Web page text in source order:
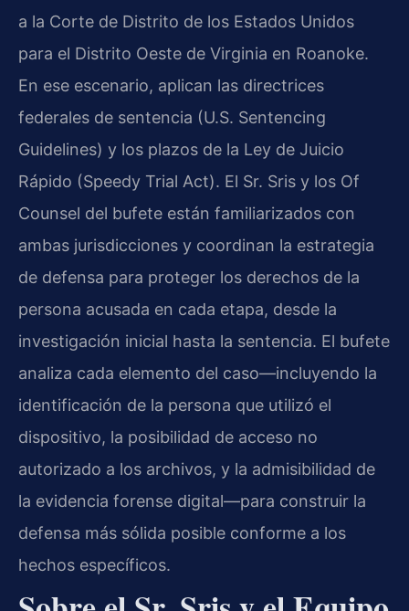
a la Corte de Distrito de los Estados Unidos
para el Distrito Oeste de Virginia en Roanoke.
En ese escenario, aplican las directrices
federales de sentencia (U.S. Sentencing
Guidelines) y los plazos de la Ley de Juicio
Rápido (Speedy Trial Act). El Sr. Sris y los Of
Counsel del bufete están familiarizados con
ambas jurisdicciones y coordinan la estrategia
de defensa para proteger los derechos de la
persona acusada en cada etapa, desde la
investigación inicial hasta la sentencia. El bufete
analiza cada elemento del caso—incluyendo la
identificación de la persona que utilizó el
dispositivo, la posibilidad de acceso no
autorizado a los archivos, y la admisibilidad de
la evidencia forense digital—para construir la
defensa más sólida posible conforme a los
hechos específicos.